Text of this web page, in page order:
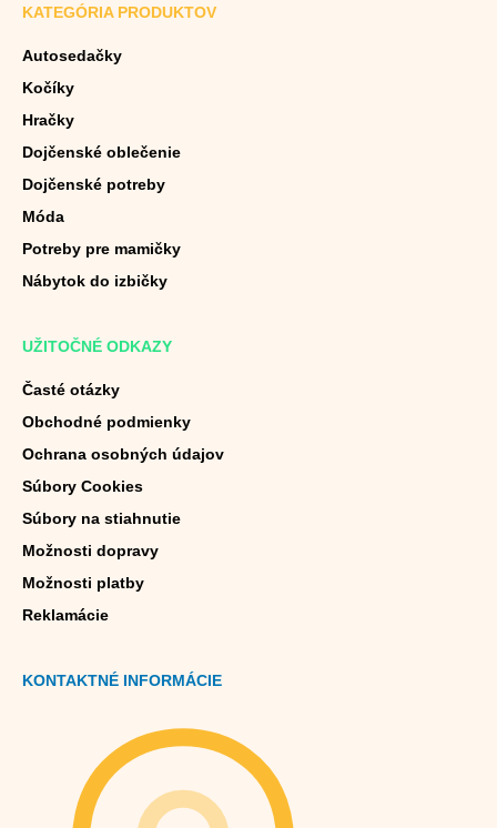
KATEGÓRIA PRODUKTOV
Autosedačky
Kočíky
Hračky
Dojčenské oblečenie
Dojčenské potreby
Móda
Potreby pre mamičky
Nábytok do izbičky
UŽITOČNÉ ODKAZY
Časté otázky
Obchodné podmienky
Ochrana osobných údajov
Súbory Cookies
Súbory na stiahnutie
Možnosti dopravy
Možnosti platby
Reklamácie
KONTAKTNÉ INFORMÁCIE